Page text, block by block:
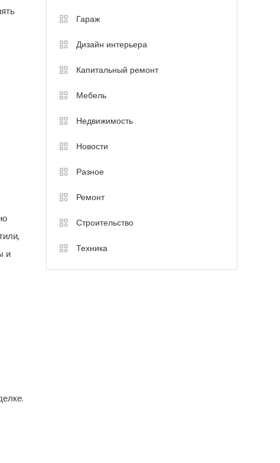
и
Гараж
Дизайн интерьера
Капитальный ремонт
Мебель
Недвижимость
Новости
Разное
Ремонт
Строительство
Техника